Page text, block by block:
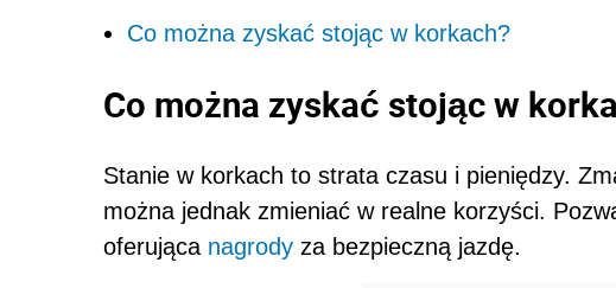
Co można zyskać stojąc w korkach?
Co można zyskać stojąc w
Stanie w korkach to strata czasu i pieniędzy.
można jednak zmieniać w realne korzyści.
oferująca nagrody za bezpieczną jazdę.